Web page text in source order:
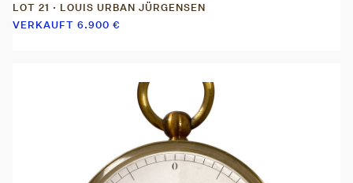
LOT 21 · LOUIS URBAN JÜRGENSEN
VERKAUFT 6.900 €